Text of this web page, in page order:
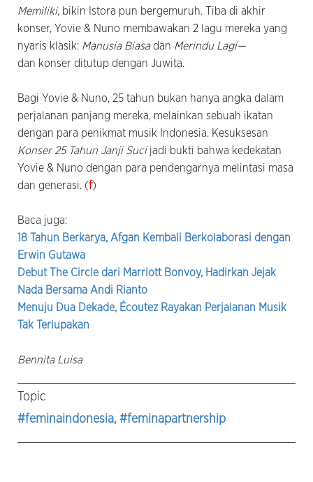
Memiliki, bikin Istora pun bergemuruh. Tiba di akhir
konser, Yovie & Nuno membawakan 2 lagu mereka yang
nyaris klasik: Manusia Biasadan Merindu Lagi—
dan konser ditutup dengan Juwita.
Bagi Yovie & Nuno, 25 tahun bukan hanya angka dalam
perjalanan panjang mereka, melainkan sebuah ikatan
dengan para penikmat musik Indonesia. Kesuksesan
Konser 25 Tahun Janji Sucijadi bukti bahwa kedekatan
Yovie & Nuno dengan para pendengarnya melintasi masa
dan generasi. (f)
Baca juga:
18 Tahun Berkarya, Afgan Kembali Berkolaborasi dengan
Erwin Gutawa
Debut The Circle dari Marriott Bonvoy, Hadirkan Jejak
Nada Bersama Andi Rianto
Menuju Dua Dekade, Écoutez Rayakan Perjalanan Musik
Tak Terlupakan
Bennita Luisa
Topic
#feminaindonesia, #feminapartnership